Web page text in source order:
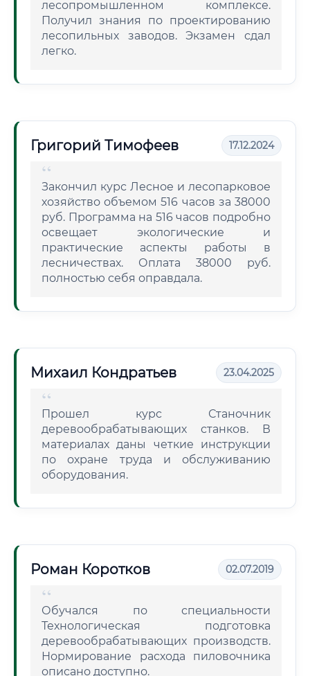
лесопромышленном комплексе.
Получил знания по проектированию
лесопильных заводов. Экзамен сдал
легко.
Григорий Тимофеев 17.12.2024
Закончил курс Лесное и лесопарковое
хозяйство объемом 516 часов за 38000
руб. Программа на 516 часов подробно
освещает экологические и
практические аспекты работы в
лесничествах. Оплата 38000 руб.
полностью себя оправдала.
Михаил Кондратьев 23.04.2025
Прошел курс Станочник
деревообрабатывающих станков. В
материалах даны четкие инструкции
по охране труда и обслуживанию
оборудования.
Роман Коротков 02.07.2019
Обучался по специальности
Технологическая подготовка
деревообрабатывающих производств.
Нормирование расхода пиловочника
описано доступно.